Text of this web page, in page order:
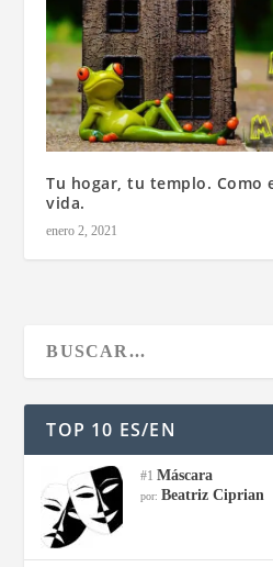
Tu hogar, tu templo. Como
vida.
enero 2, 2021
TOP 10 ES/EN
#1Máscara
por:Beatriz Ciprian